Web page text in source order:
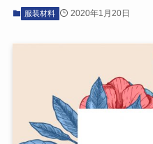
服装材料 2020年1月20日